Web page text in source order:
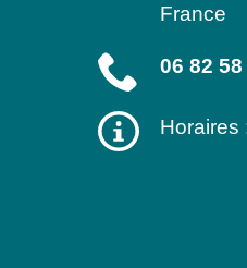
France
06 82 58
Horaires